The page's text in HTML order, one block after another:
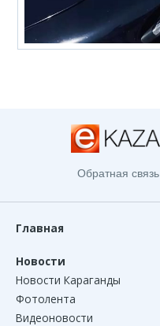
Обратная связь
Главная
Новости
Новости Караганды
Фотолента
Видеоновости